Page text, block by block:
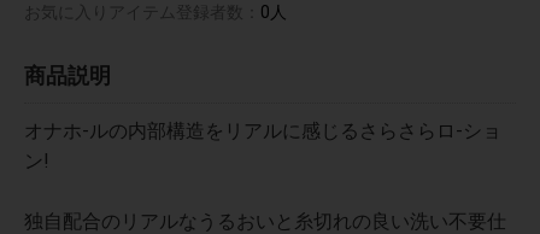
お気に入りアイテム登録者数： 0人
商品説明
オナホ-ルの内部構造をリアルに感じるさらさらロ-ショ
ン!
独自配合のリアルなうるおいと糸切れの良い洗い不要仕